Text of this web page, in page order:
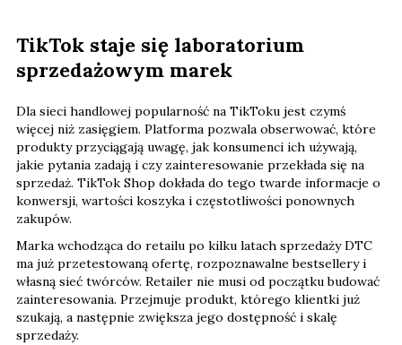
TikTok staje się laboratorium
sprzedażowym marek
Dla sieci handlowej popularność na TikToku jest czymś
więcej niż zasięgiem. Platforma pozwala obserwować, które
produkty przyciągają uwagę, jak konsumenci ich używają,
jakie pytania zadają i czy zainteresowanie przekłada się na
sprzedaż. TikTok Shop dokłada do tego twarde informacje o
konwersji, wartości koszyka i częstotliwości ponownych
zakupów.
Marka wchodząca do retailu po kilku latach sprzedaży DTC
ma już przetestowaną ofertę, rozpoznawalne bestsellery i
własną sieć twórców. Retailer nie musi od początku budować
zainteresowania. Przejmuje produkt, którego klientki już
szukają, a następnie zwiększa jego dostępność i skalę
sprzedaży.